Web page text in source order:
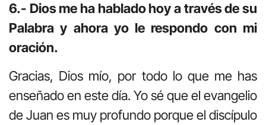
6.- Dios me ha hablado hoy a través de su
Palabra y ahora yo le respondo con mi
oración.
Gracias, Dios mío, por todo lo que me has
enseñado en este día. Yo sé que el evangelio
de Juan es muy profundo porque el discípulo